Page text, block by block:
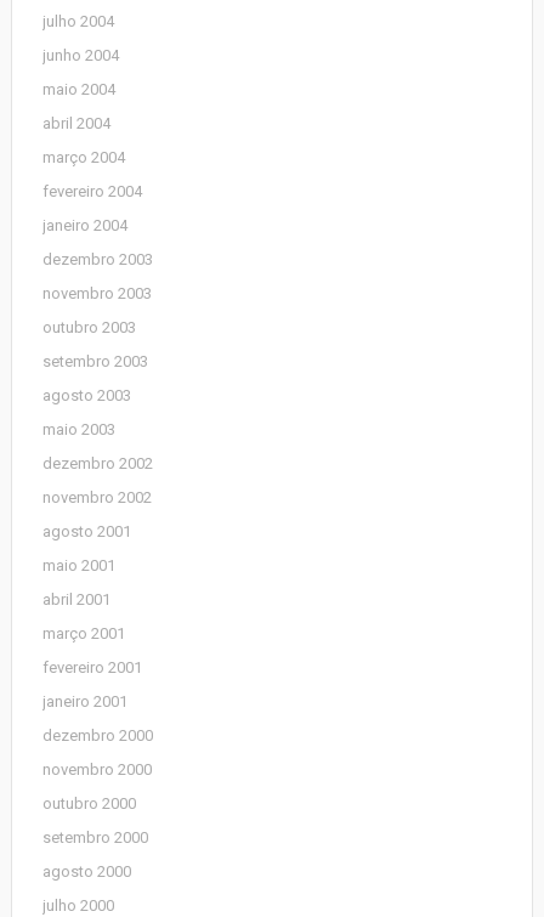
julho 2004
junho 2004
maio 2004
abril 2004
março 2004
fevereiro 2004
janeiro 2004
dezembro 2003
novembro 2003
outubro 2003
setembro 2003
agosto 2003
maio 2003
dezembro 2002
novembro 2002
agosto 2001
maio 2001
abril 2001
março 2001
fevereiro 2001
janeiro 2001
dezembro 2000
novembro 2000
outubro 2000
setembro 2000
agosto 2000
julho 2000